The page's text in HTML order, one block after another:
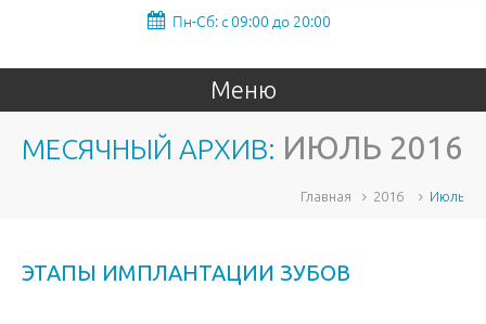
Пн-Сб: с 09:00 до 20:00
Меню
МЕСЯЧНЫЙ АРХИВ: ИЮЛЬ 2016
Главная 2016 Июль
ЭТАПЫ ИМПЛАНТАЦИИ ЗУБОВ